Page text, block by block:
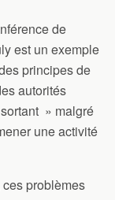
de
est un exemple
principes de
autorités
» malgré
une activité
ces problèmes